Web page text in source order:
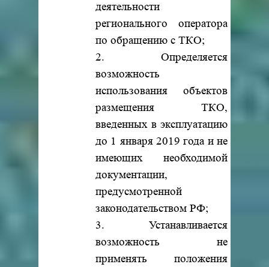
деятельности
регионального оператора
по обращению с ТКО;
2. Определяется
возможность
использования объектов
размещения ТКО,
введенных в эксплуатацию
до 1 января 2019 года и не
имеющих необходимой
документации,
предусмотренной
законодательством РФ;
3. Устанавливается
возможность не
применять положения